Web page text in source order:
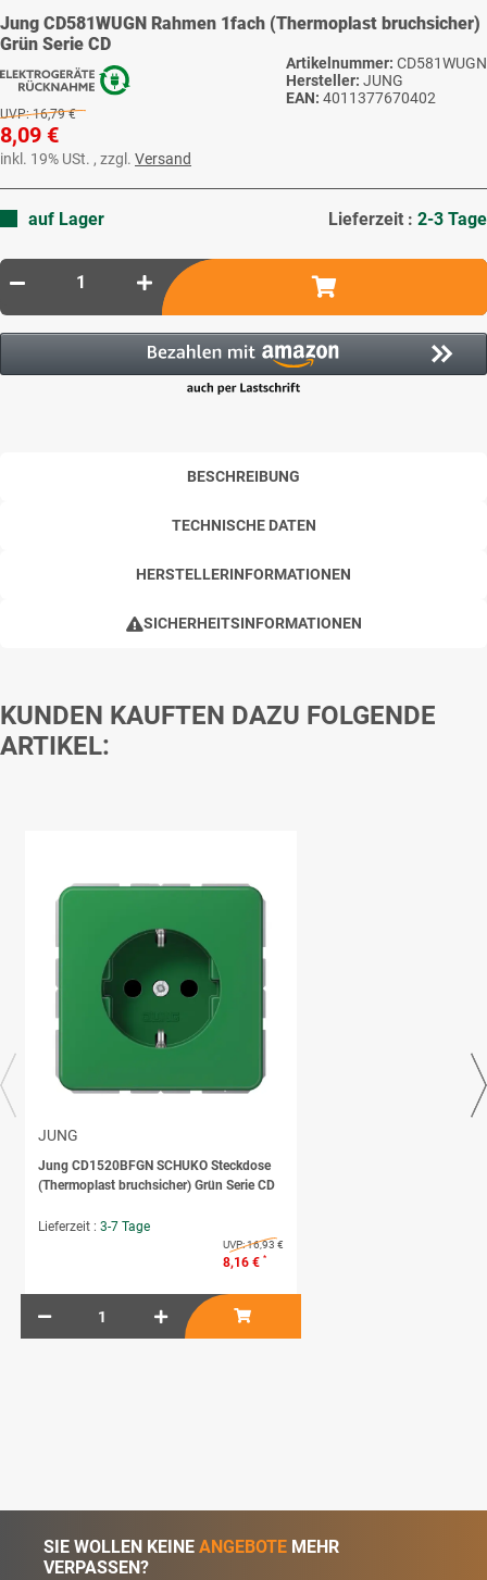
Jung CD581WUGN Rahmen 1fach (Thermoplast bruchsicher)
Grün Serie CD
Artikelnummer: CD581WUGN
Hersteller: JUNG
EAN: 4011377670402
UVP: 16,79 €
8,09 €
inkl. 19% USt. , zzgl. Versand
auf Lager Lieferzeit : 2-3 Tage
BESCHREIBUNG
TECHNISCHE DATEN
HERSTELLERINFORMATIONEN
SICHERHEITSINFORMATIONEN
KUNDEN KAUFTEN DAZU FOLGENDE
ARTIKEL:
JUNG
Jung CD1520BFGN SCHUKO Steckdose
(Thermoplast bruchsicher) Grün Serie CD
Lieferzeit : 3-7 Tage
UVP:16,93 €
8,16 € *
SIE WOLLEN KEINE ANGEBOTE MEHR
VERPASSEN?